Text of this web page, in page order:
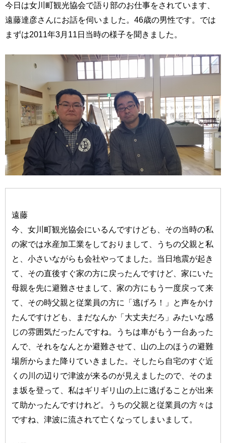
今日は女川町観光協会で語り部のお仕事をされています、
遠藤達彦さんにお話を伺いました。46歳の男性です。では
まずは2011年3月11日当時の様子を聞きました。
遠藤
今、女川町観光協会にいるんですけども、その当時の私
の家では水産加工業をしておりまして、うちの父親と私
と、小さいながらも会社やってました。当日地震が起き
て、その直後すぐ家の方に戻ったんですけど、家にいた
母親を先に避難させまして、家の方にもう一度戻って来
て、その時父親と従業員の方に「逃げろ！」と声をかけ
たんですけども、まだなんか「大丈夫だろ」みたいな感
じの雰囲気だったんですね。うちは車がもう一台あった
んで、それをなんとか避難させて、山の上のほうの避難
場所からまた降りていきました。そしたら自宅のすぐ近
くの川の辺りで津波が来るのが見えましたので、そのま
ま坂を登って、私はギリギリ山の上に逃げることが出来
て助かったんですけれど。うちの父親と従業員の方々は
ですね、津波に流されて亡くなってしまいまして。